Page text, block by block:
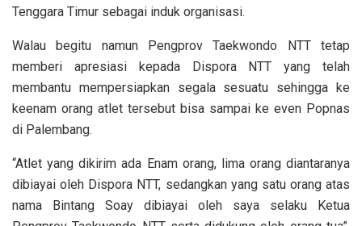
Tenggara Timur sebagai induk organisasi.
Walau begitu namun Pengprov Taekwondo NTT tetap
memberi apresiasi kepada Dispora NTT yang telah
membantu mempersiapkan segala sesuatu sehingga ke
keenam orang atlet tersebut bisa sampai ke even Popnas
di Palembang.
“Atlet yang dikirim ada Enam orang, lima orang diantaranya
dibiayai oleh Dispora NTT, sedangkan yang satu orang atas
nama Bintang Soay dibiayai oleh saya selaku Ketua